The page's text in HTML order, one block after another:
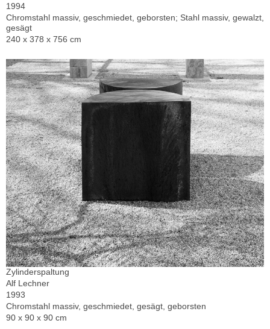
1994
Chromstahl massiv, geschmiedet, geborsten; Stahl massiv, gewalzt,
gesägt
240 x 378 x 756 cm
Zylinderspaltung
Alf Lechner
1993
Chromstahl massiv, geschmiedet, gesägt, geborsten
90 x 90 x 90 cm